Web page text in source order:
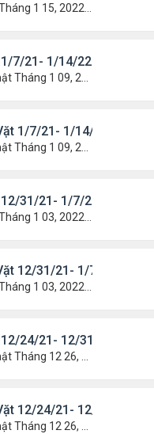
1 15, 2022 8:49 pm
7/21- 1/14/22
1 09, 2022 10:06 pm
1/7/21- 1/14/22
1 09, 2022 10:02 pm
31/21- 1/7/22
1 03, 2022 8:29 pm
12/31/21- 1/7/22
1 03, 2022 8:25 pm
24/21- 12/31/21
12 26, 2021 7:26 pm
12/24/21- 12/31/21
12 26, 2021 7:21 pm